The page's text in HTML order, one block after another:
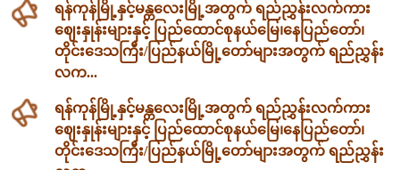
ရန်ကုန်မြို့နှင့်မန္တလေးမြို့အတွက် ရည်ညွှန်းလက်ကား
ဈေးနှုန်းများနှင့် ပြည်ထောင်စုနယ်မြေ၊နေပြည်တော်၊
တိုင်းဒေသကြီး/ပြည်နယ်မြို့တော်များအတွက် ရည်ညွှန်း
လက...
ရန်ကုန်မြို့နှင့်မန္တလေးမြို့အတွက် ရည်ညွှန်းလက်ကား
ဈေးနှုန်းများနှင့် ပြည်ထောင်စုနယ်မြေ၊နေပြည်တော်၊
တိုင်းဒေသကြီး/ပြည်နယ်မြို့တော်များအတွက် ရည်ညွှန်း